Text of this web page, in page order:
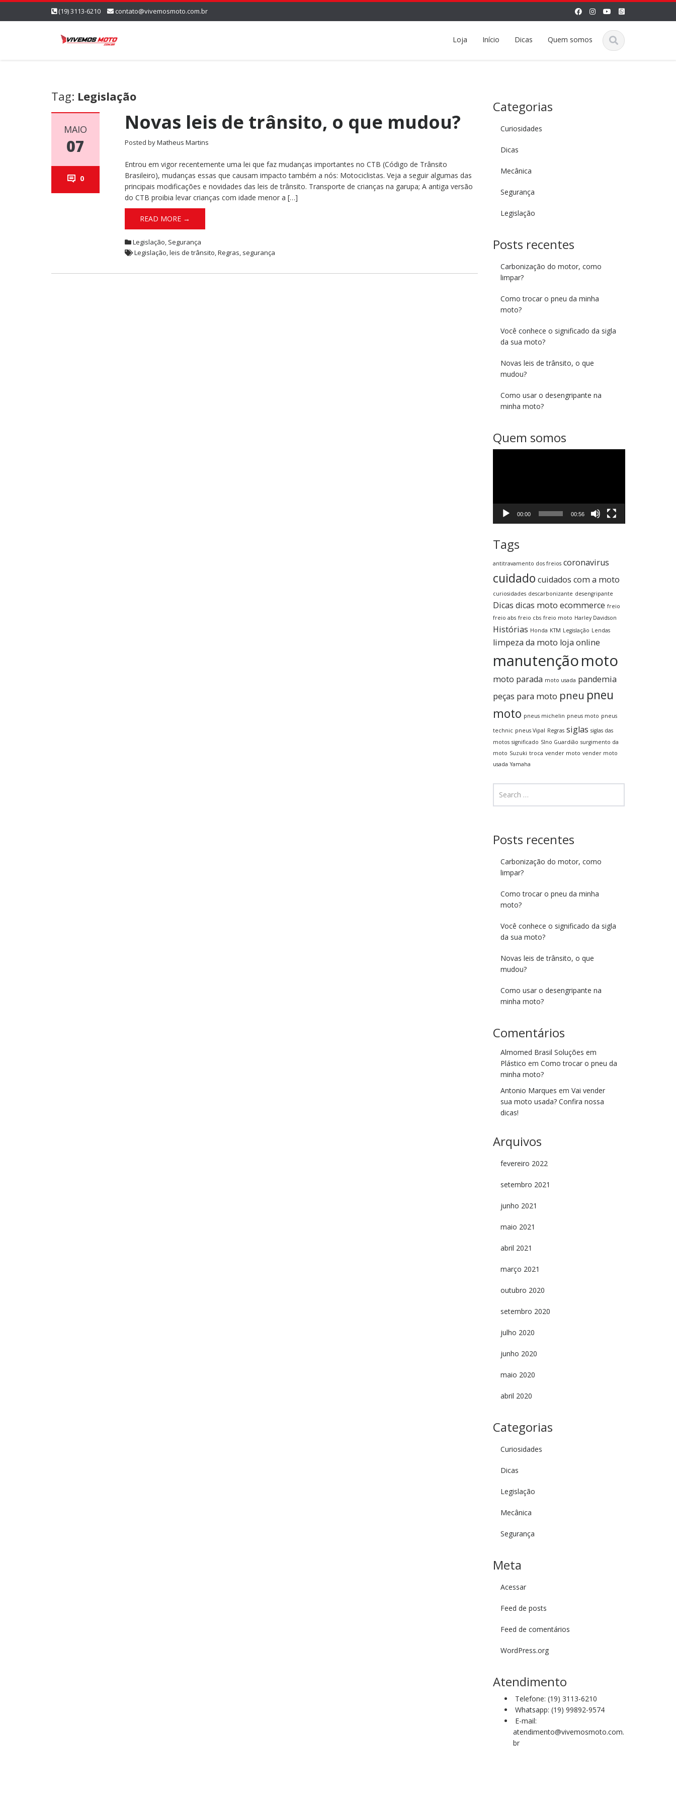
(19) 3113-6210 contato@vivemosmoto.com.br
Loja Início Dicas Quem somos
Tag: Legislação
MAIO
07
0
Novas leis de trânsito, o que mudou?
Posted byMatheus Martins
Entrou em vigor recentemente uma lei que faz mudanças importantes no CTB (Código de Trânsito
Brasileiro), mudanças essas que causam impacto também a nós: Motociclistas. Veja a seguir algumas das
principais modificações e novidades das leis de trânsito. Transporte de crianças na garupa; A antiga versão
do CTB proibia levar crianças com idade menor a […]
READ MORE →
Legislação, Segurança
Legislação,leis de trânsito,Regras, segurança
Categorias
Curiosidades
Dicas
Mecânica
Segurança
Legislação
Posts recentes
Carbonização do motor, como
limpar?
Como trocar o pneu da minha
moto?
Você conhece o significado da sigla
da sua moto?
Novas leis de trânsito, o que
mudou?
Como usar o desengripante na
minha moto?
Quem somos
00:00 00:56
Tags
antitravamento dos freios coronavirus
cuidado cuidados com a moto
curiosidades descarbonizante desengripante
Dicas dicas moto ecommerce freio
freio abs freio cbs freio moto Harley Davidson
Histórias Honda KTM Legislação Lendas
limpeza da moto loja online
manutençãomoto
moto parada moto usada pandemia
peças para moto pneu pneu
moto pneus michelin pneus moto pneus
technic pneus Vipal Regras siglas siglas das
motos significado SIno Guardião surgimento da
moto Suzuki troca vender moto vender moto
usada Yamaha
Posts recentes
Carbonização do motor, como
limpar?
Como trocar o pneu da minha
moto?
Você conhece o significado da sigla
da sua moto?
Novas leis de trânsito, o que
mudou?
Como usar o desengripante na
minha moto?
Comentários
Almomed Brasil Soluções em
Plástico em Como trocar o pneu da
minha moto?
Antonio Marques em Vai vender
sua moto usada? Confira nossa
dicas!
Arquivos
fevereiro 2022
setembro 2021
junho 2021
maio 2021
abril 2021
março 2021
outubro 2020
setembro 2020
julho 2020
junho 2020
maio 2020
abril 2020
Categorias
Curiosidades
Dicas
Legislação
Mecânica
Segurança
Meta
Acessar
Feed de posts
Feed de comentários
WordPress.org
Atendimento
Telefone: (19) 3113-6210
Whatsapp: (19) 99892-9574
E-mail:
atendimento@vivemosmoto.com.
br